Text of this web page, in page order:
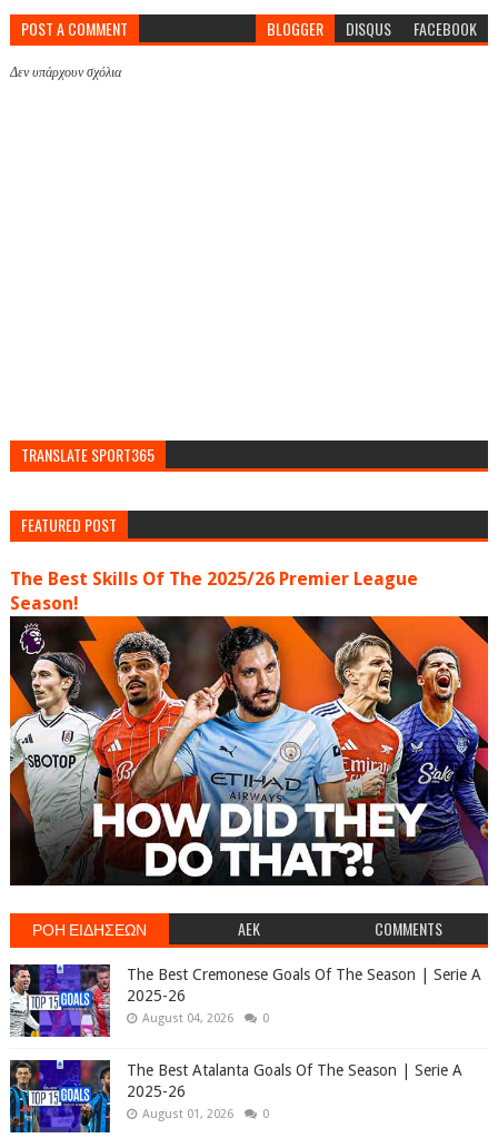
POST A COMMENT BLOGGER DISQUS FACEBOOK
Δεν υπάρχουν σχόλια
TRANSLATE SPORT365
FEATURED POST
The Best Skills Of The 2025/26 Premier League
Season!
ΡΟΗ ΕΙΔΗΣΕΩΝ AEK COMMENTS
The Best Cremonese Goals Of The Season | Serie A
2025-26
August 04, 2026 0
The Best Atalanta Goals Of The Season | Serie A
2025-26
August 01, 2026 0